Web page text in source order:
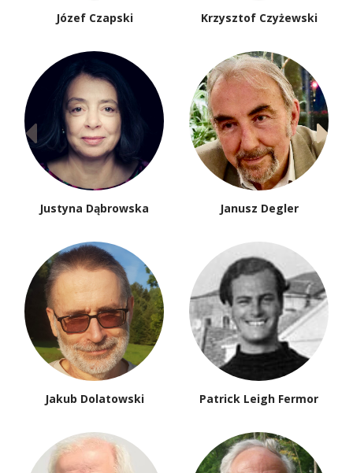
Józef Czapski Krzysztof Czyżewski
Justyna Dąbrowska Janusz Degler
Jakub Dolatowski Patrick Leigh Fermor